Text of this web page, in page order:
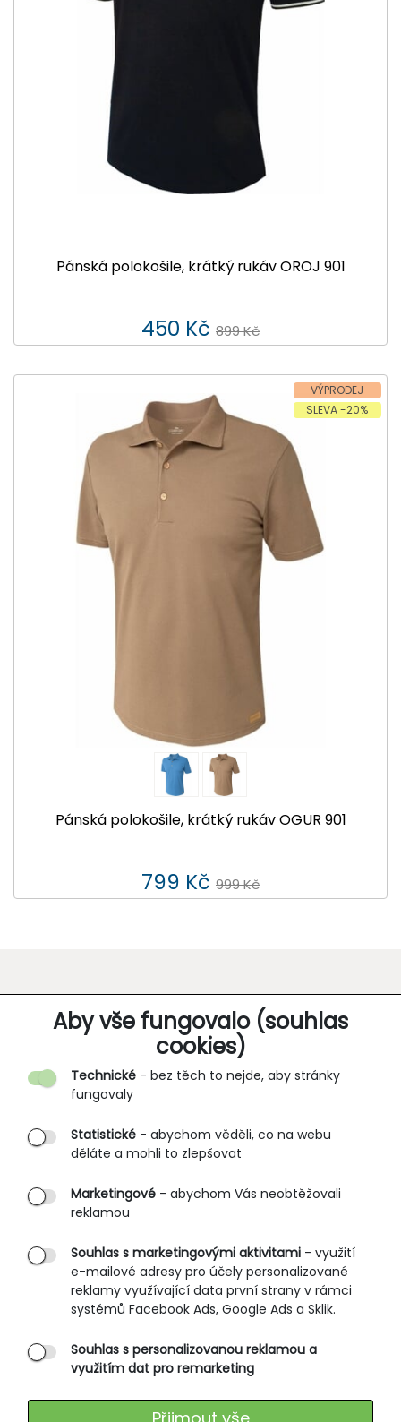
Aby vše fungovalo (souhlas
cookies)
Technické - bez těch to nejde, aby stránky
fungovaly
Statistické - abychom věděli, co na webu
děláte a mohli to zlepšovat
Marketingové - abychom Vás neobtěžovali
reklamou
Souhlas s marketingovými aktivitami - využití
e-mailové adresy pro účely personalizované
reklamy využívající data první strany v rámci
systémů Facebook Ads, Google Ads a Sklik.
Souhlas s personalizovanou reklamou a
využitím dat pro remarketing
Pánská polokošile, krátký rukáv OROJ 901
450 Kč 899 Kč
VÝPRODEJ
SLEVA -20%
Pánská polokošile, krátký rukáv OGUR 901
799 Kč 999 Kč
O SPOLEČNOSTI
O nás
Partnerské prodejny
B2B vstup
PRŮVODCE NAKUPOVÁNÍM
Obchodní podmínky
Rozměrové tabulky
Způsoby doručení
Ochrana osobních údajů
SLUŽBY ZÁKAZNÍKŮM